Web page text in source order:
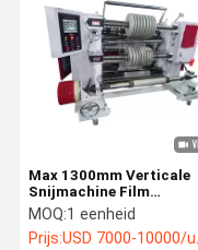
Max 1300mm Verticale
Snijmachine Film
Snijmachine 200m/Min
Voor Verpakkingsfilm
MOQ:1 eenheid
Prijs:USD 7000-10000/unit